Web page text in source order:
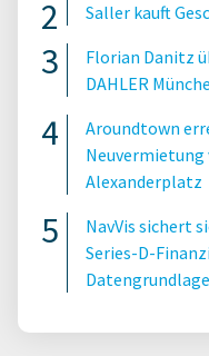
Saller kauft
Florian Danitz
DAHLER
Aroundtown
Neuvermietung
Alexanderplatz
NavVis sichert
Series-D-